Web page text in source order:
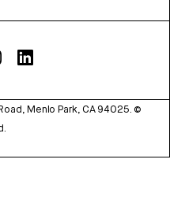
Menlo Park, CA 94025. ©